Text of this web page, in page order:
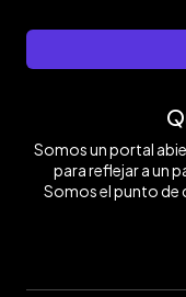
Somos un portal
para reflejar a un
Somos el punto de